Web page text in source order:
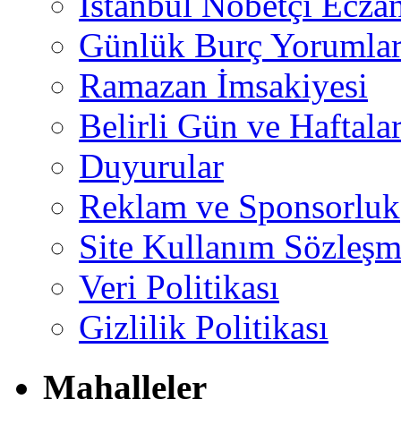
Günlük Burç
Ramazan İmsakiyesi
Belirli Gün ve
Duyurular
Reklam ve Sponsorluk
Site Kullanım
Veri Politikası
Gizlilik Politikası
Mahalleler